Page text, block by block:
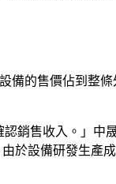
備的售價佔到整
銷售收入。」中
於設備研發生產